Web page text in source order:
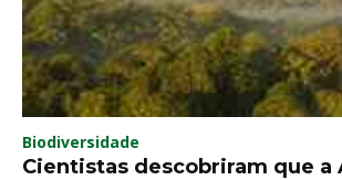
Biodiversidade
Cientistas descobriram que a